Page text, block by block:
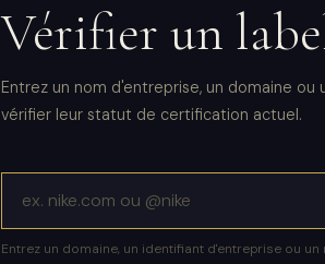
Vérifier un
Entrez un nom d'entreprise, un domaine ou
vérifier leur statut de certification actuel.
Entrez un domaine, un identifiant d'entreprise ou un